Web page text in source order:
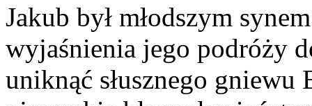
Jakub był młodszym
wyjaśnienia jego podróży
uniknąć słusznego gniewu